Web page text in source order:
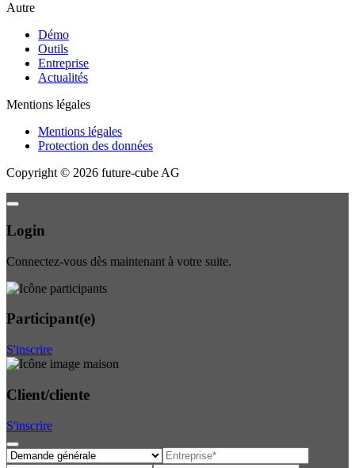
Autre
Démo
Outils
Entreprise
Actualités
Mentions légales
Mentions légales
Protection des données
Copyright © 2026 future-cube AG
Login
Connectez-vous dès maintenant à votre suite.
Participant(e)
S'inscrire
Client/cliente
S'inscrire